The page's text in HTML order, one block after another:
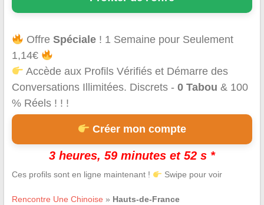
OffreSpéciale ! 1 Semaine pour Seulement
1,14€
Accède aux Profils Vérifiés et Démarre des
Conversations Illimitées. Discrets - 0 Tabou & 100
% Réels ! ! !
Créer mon compte
3 heures, 59 minutes et 51 s *
Ces profils sont en ligne maintenant ! Swipe pour voir
Rencontre Une Chinoise » Hauts-de-France